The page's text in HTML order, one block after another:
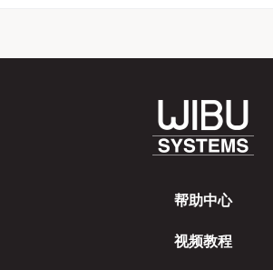
帮助中心
视频教程